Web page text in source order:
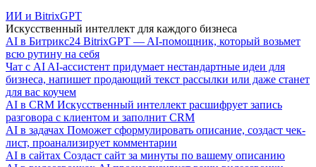
ИИ и BitrixGPT
Искусственный интеллект для каждого бизнеса
AI в Битрикс24 BitrixGPT — AI-помощник, который возьмет
всю рутину на себя
Чат с AI AI-ассистент придумает нестандартные идеи для
бизнеса, напишет продающий текст рассылки или даже станет
для вас коучем
AI в CRM Искусственный интеллект расшифрует запись
разговора с клиентом и заполнит CRM
AI в задачах Поможет сформулировать описание, создаст чек-
лист, проанализирует комментарии
AI в сайтах Создаст сайт за минуты по вашему описанию